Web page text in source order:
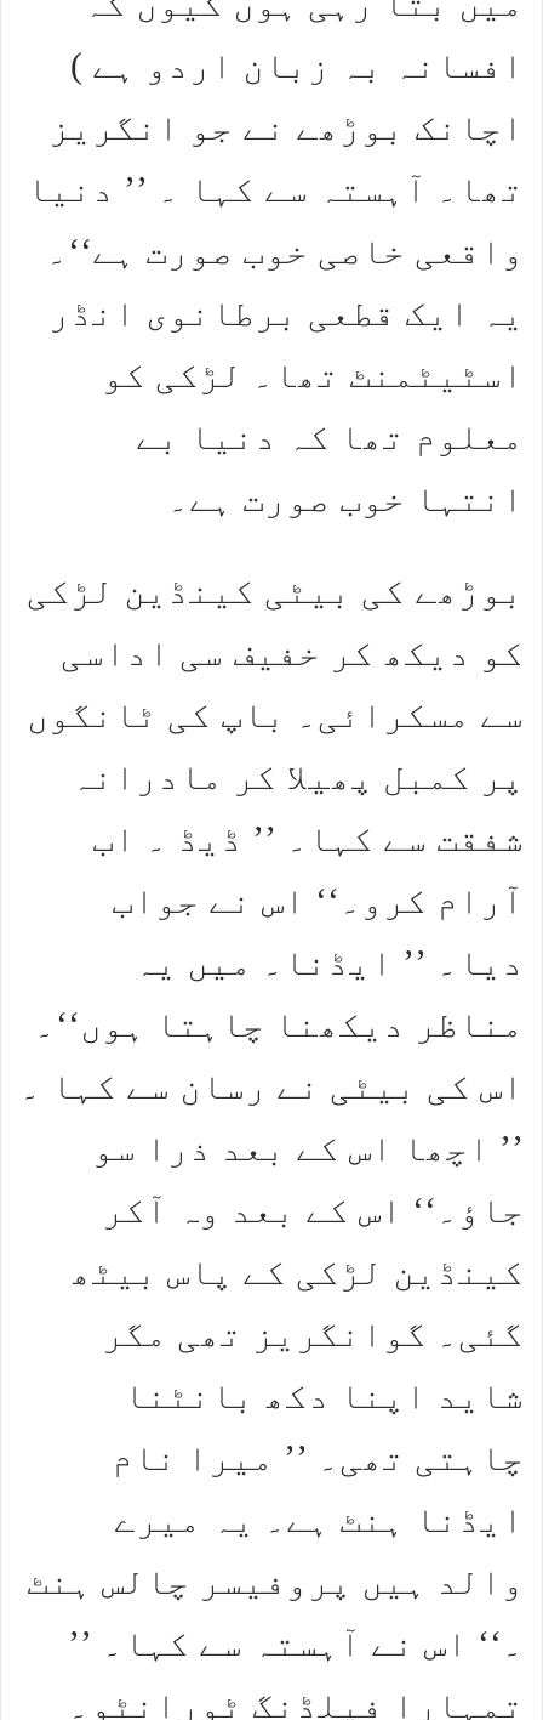
افسانہ بہ زبان اردو ہے )
اچانک بوڑھے نے جو انگریز
تھا۔ آہستہ سے کہا ۔ ’’ دنیا
واقعی خاصی خوب صورت ہے‘‘۔
یہ ایک قطعی برطانوی انڈر
اسٹیٹمنٹ تھا۔ لڑکی کو
معلوم تھا کہ دنیا بے
انتہا خوب صورت ہے۔
بوڑھے کی بیٹی کینڈین لڑکی
کو دیکھ کر خفیف سی اداسی
سے مسکرائی۔ باپ کی ٹانگوں
پر کمبل پھیلا کر مادرانہ
شفقت سے کہا۔ ’’ ڈیڈ ۔ اب
آرام کرو۔‘‘ اس نے جواب
دیا۔ ’’ ایڈنا۔ میں یہ
مناظر دیکھنا چاہتا ہوں‘‘۔
اس کی بیٹی نے رسان سے کہا ۔
’’ اچھا اس کے بعد ذرا سو
جاؤ۔‘‘ اس کے بعد وہ آکر
کینڈین لڑکی کے پاس بیٹھ
گئی۔ گوانگریز تھی مگر
شاید اپنا دکھ بانٹنا
چاہتی تھی۔ ’’ میرا نام
ایڈنا ہنٹ ہے۔ یہ میرے
والد ہیں پروفیسر چالس ہنٹ
۔‘‘ اس نے آہستہ سے کہا۔ ’’
تمہارا فیلڈنگ ٹورانٹو۔